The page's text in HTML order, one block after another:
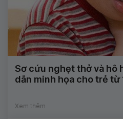
Sơ cứu nghẹt thở và hô
dẫn minh họa cho trẻ
Xem thêm